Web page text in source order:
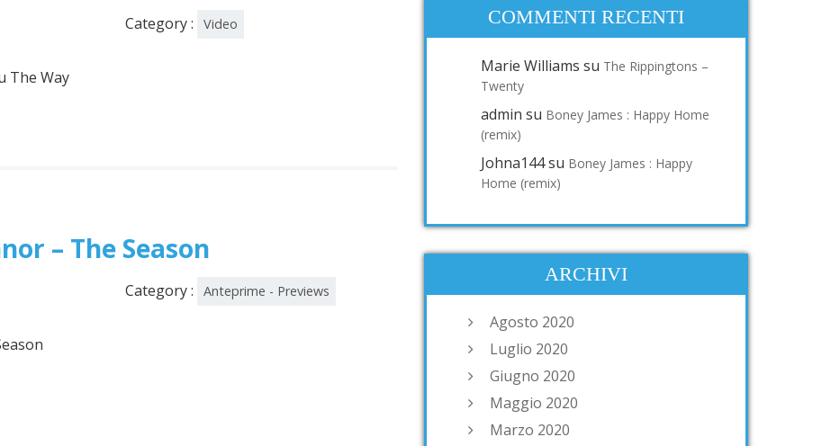
Category : Video
The Way
– The Season
Category : Anteprime - Previews
COMMENTI RECENTI
Marie Williams su The Rippingtons –
Twenty
admin su Boney James : Happy Home
(remix)
Johna144su Boney James : Happy
Home (remix)
ARCHIVI
Agosto 2020
Luglio 2020
Giugno 2020
Maggio 2020
Marzo 2020